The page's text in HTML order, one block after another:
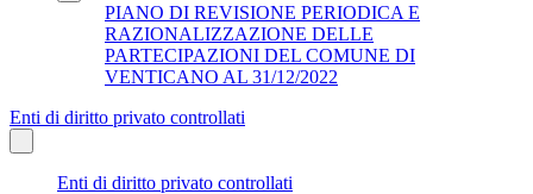
PIANO DI REVISIONE PERIODICA E
RAZIONALIZZAZIONE DELLE
PARTECIPAZIONI DEL COMUNE DI
VENTICANO AL 31/12/2022
Enti di diritto privato controllati
Enti di diritto privato controllati